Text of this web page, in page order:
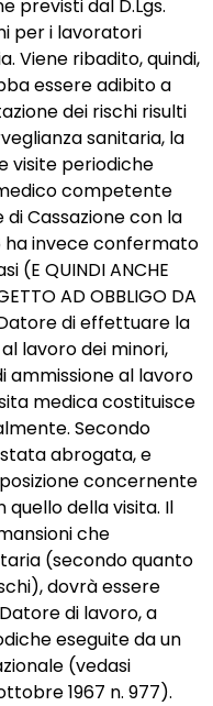
previsti dal D.Lgs.
per i lavoratori
Viene ribadito, quindi,
essere adibito a
dei rischi risulti
sanitaria, la
visite periodiche
competente
di Cassazione con la
ha invece confermato
(E QUINDI ANCHE
AD OBBLIGO DA
di effettuare la
lavoro dei minori,
ammissione al lavoro
medica costituisce
Secondo
abrogata, e
concernente
della visita. Il
che
(secondo quanto
dovrà essere
di lavoro, a
eseguite da un
(vedasi
1967 n. 977).